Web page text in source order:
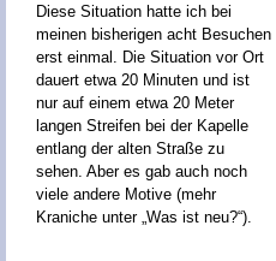
Diese Situation hatte ich bei
meinen bisherigen acht Besuchen
erst einmal. Die Situation vor Ort
dauert etwa 20 Minuten und ist
nur auf einem etwa 20 Meter
langen Streifen bei der Kapelle
entlang der alten Straße zu
sehen. Aber es gab auch noch
viele andere Motive (mehr
Kraniche unter „Was ist neu?“).